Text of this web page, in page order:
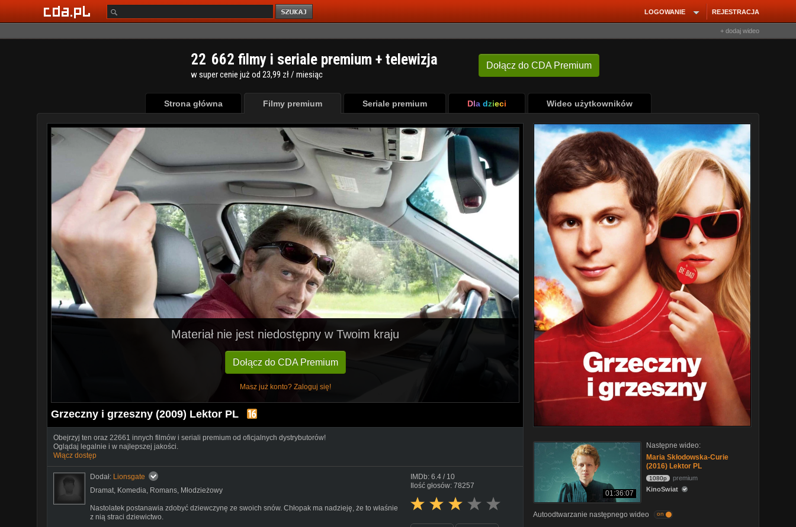
REJESTRACJA
LOGOWANIE
+ dodaj wideo
Dołącz do CDA Premium
22 662 filmy i seriale premium + telewizja
w super cenie już od 23,99 zł / miesiąc
Strona główna Filmy premium Seriale premium Dla dzieci Wideo użytkowników
Materiał nie jest niedostępny w Twoim kraju
Dołącz do CDA Premium
Masz już konto? Zaloguj się!
Grzeczny i grzeszny (2009) Lektor PL
Obejrzyj ten oraz 22661 innych filmów i seriali premium od oficjalnych dystrybutorów!
Oglądaj legalnie i w najlepszej jakości.
Włącz dostęp
Dodał: Lionsgate
Dramat, Komedia, Romans, Młodzieżowy
Nastolatek postanawia zdobyć dziewczynę ze swoich snów. Chłopak ma nadzieję, że to właśnie
z nią straci dziewictwo.
IMDb: 6.4 / 10
Ilość głosów: 78257
01:36:07
Następne wideo:
Maria Skłodowska-Curie
(2016) Lektor PL
1080p
premium
KinoSwiat
Autoodtwarzanie następnego wideo on